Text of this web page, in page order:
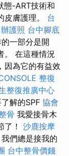
態-ART技術和
皮膚護理。 台
辦護照 台中腳底
一部分是開
。 在這種情況
因為它的有益效
整復
整復推廣中心
解的SPF 協會
骨 我愛接骨木
了！ 沙鹿按摩
們總是接我的
台中整骨價錢